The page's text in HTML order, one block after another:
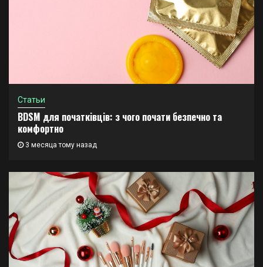
Статьи
BDSM для початківців: з чого почати безпечно та
комфортно
3 месяца тому назад